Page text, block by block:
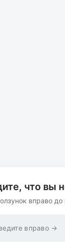
что вы
вправо до
вправо →